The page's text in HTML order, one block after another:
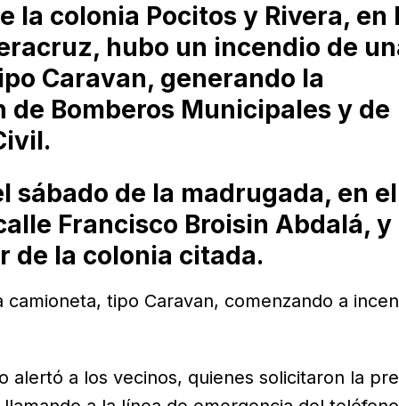
la colonia Pocitos y Rivera, en
hubo un incendio de
Caravan, generando la
de Bomberos Municipales y de
sábado de la madrugada, en el
Francisco Broisin Abdalá, y
de la colonia citada.
camioneta, tipo Caravan, comenzando a
alertó a los vecinos, quienes solicitaron la